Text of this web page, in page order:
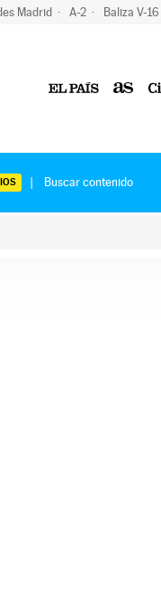
Madrid A-2 Baliza V-16